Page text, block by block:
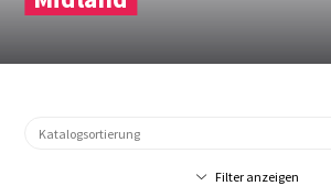
Filter anzeigen